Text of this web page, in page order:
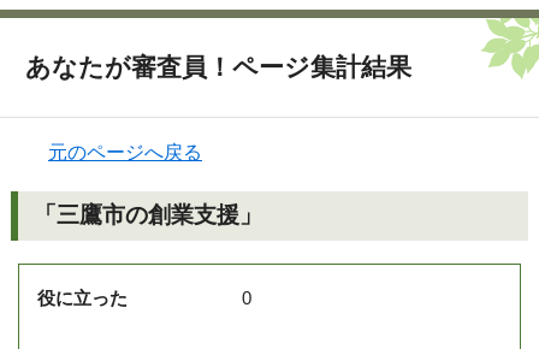
あなたが審査員！ページ集計結果
元のページへ戻る
「三鷹市の創業支援」
役に立った 0